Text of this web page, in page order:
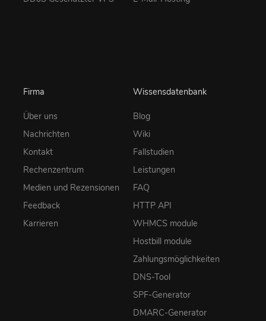
Firma
Über uns
Nachrichten
Kontakt
Rechenzentrum
Medien und Rezensionen
Feedback
Karrieren
Wissensdatenbank
Blog
Wiki
Fallstudien
Leistungen
FAQ
HTTP API
WHMCS module
Hostbill module
Zahlungsmöglichkeiten
DNS-Tool
SPF-Generator
DMARC-Generator